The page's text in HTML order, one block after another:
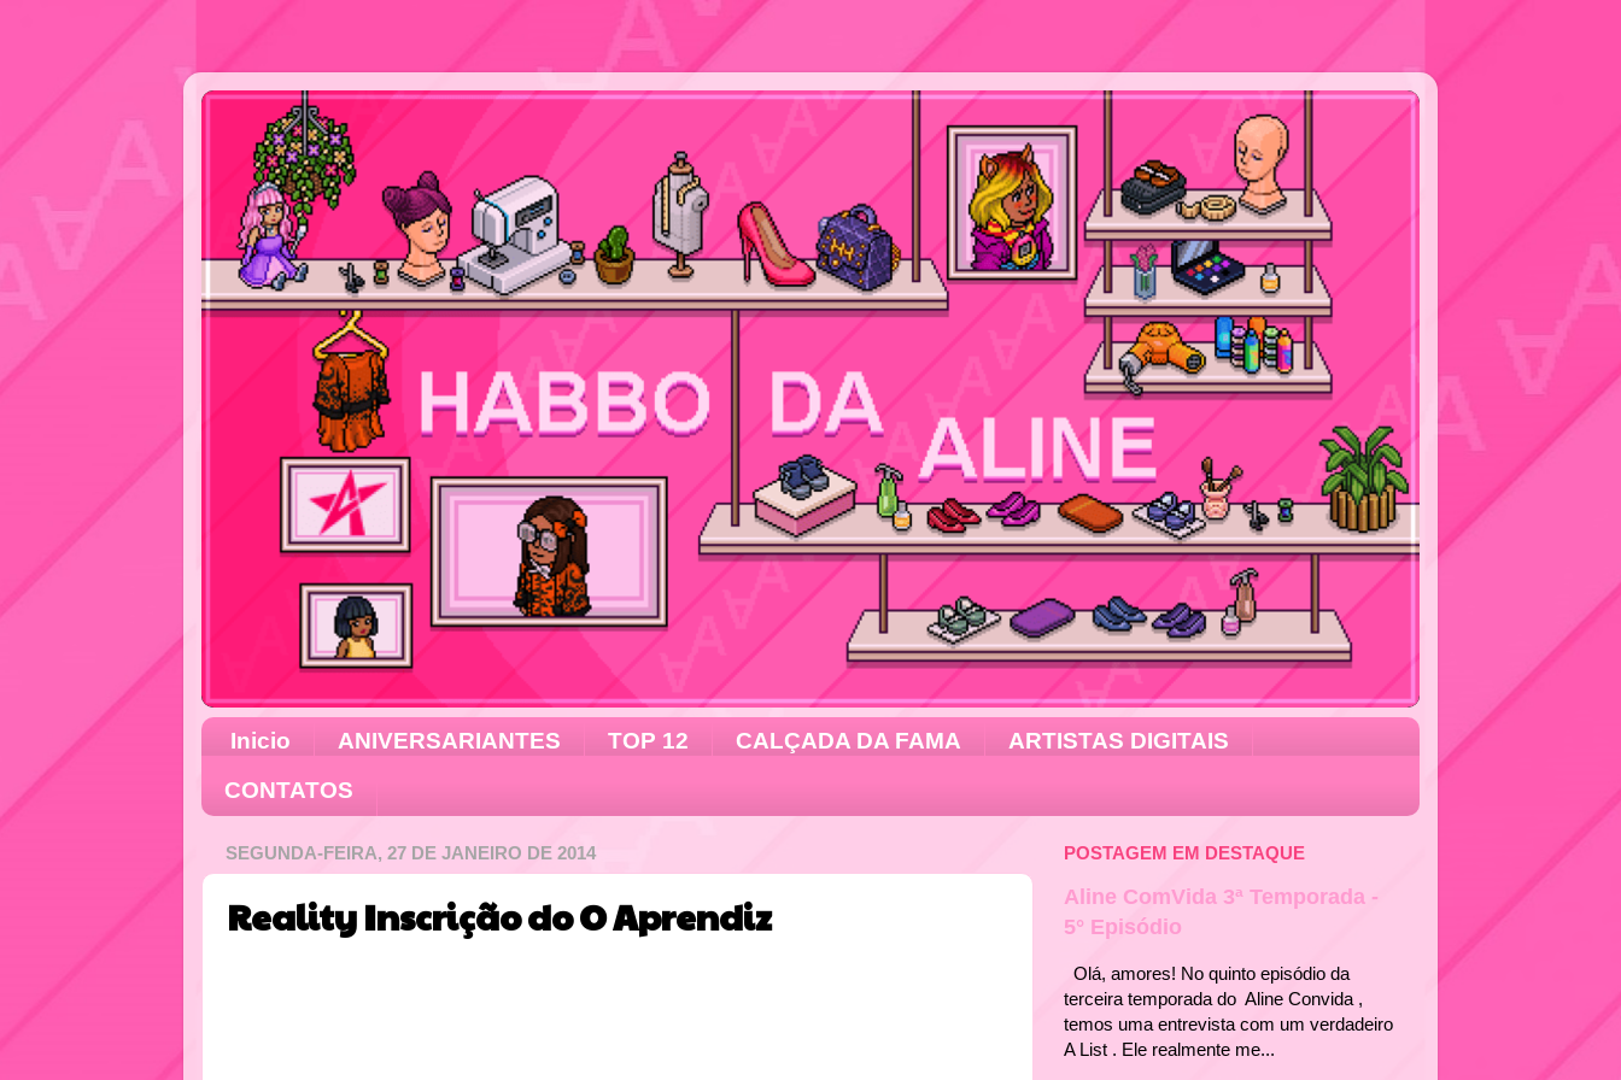
Inicio ANIVERSARIANTES TOP 12 CALÇADA DA FAMA
ARTISTAS DIGITAIS
CONTATOS
SEGUNDA-FEIRA, 27 DE JANEIRO DE 2014
Reality Inscrição do O Aprendiz
POSTAGEM EM DESTAQUE
Aline ComVida 3ª Temporada -
5° Episódio
Olá, amores! No quinto episódio da
terceira temporada do Aline Convida ,
temos uma entrevista com um verdadeiro
A List . Ele realmente me...